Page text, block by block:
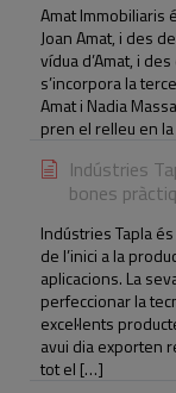
Amat Immobiliaris
Joan Amat, i des
vídua d’Amat, i
s’incorpora la
Amat i Nadia
pren el relleu en
Indústries
bones
Indústries Tapla
de l’inici a la
aplicacions. La
perfeccionar la
excel·lents
avui dia exporten
tot el […]